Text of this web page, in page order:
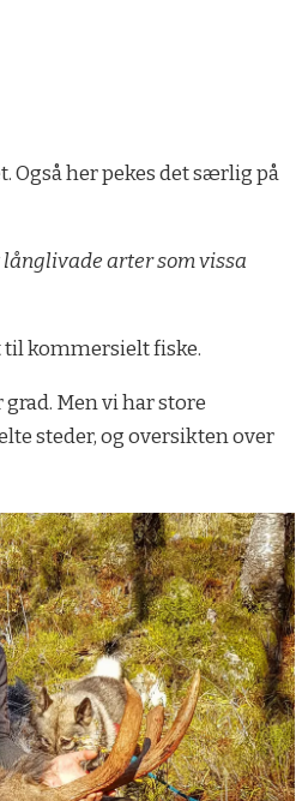
Også her pekes det særlig på
arter som vissa
til kommersielt fiske.
Men vi har store
steder, og oversikten over